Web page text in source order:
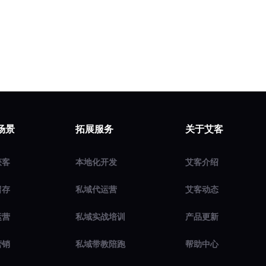
景
客
存
营
销
拓展服务
本地化开发
私域代运营
私域实战培训
私域带教陪跑
关于艾客
艾客介绍
艾客动态
产品更新
帮助中心